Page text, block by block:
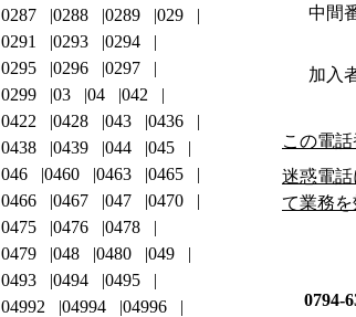
中間
加入
この電
迷惑電
て業務を
0794-
0287
0288 0289
029
0291
0293
0294
0295
0296
0297
0299
03 04
042
0422
0428 043
0436
0438
0439 044
045
046
0460 0463
0465
0466
0467 047
0470
0475
0476
0478
0479
048 0480
049
0493
0494
0495
04992
04994
04996